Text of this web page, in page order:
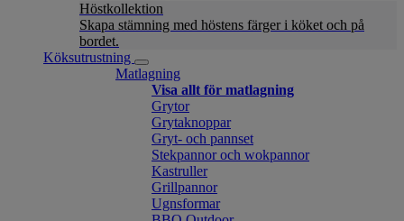
Höstkollektion
Skapa stämning med höstens färger i köket och på
bordet.
Köksutrustning
Matlagning
Visa allt för matlagning
Grytor
Grytaknoppar
Gryt- och pannset
Stekpannor och wokpannor
Kastruller
Grillpannor
Ugnsformar